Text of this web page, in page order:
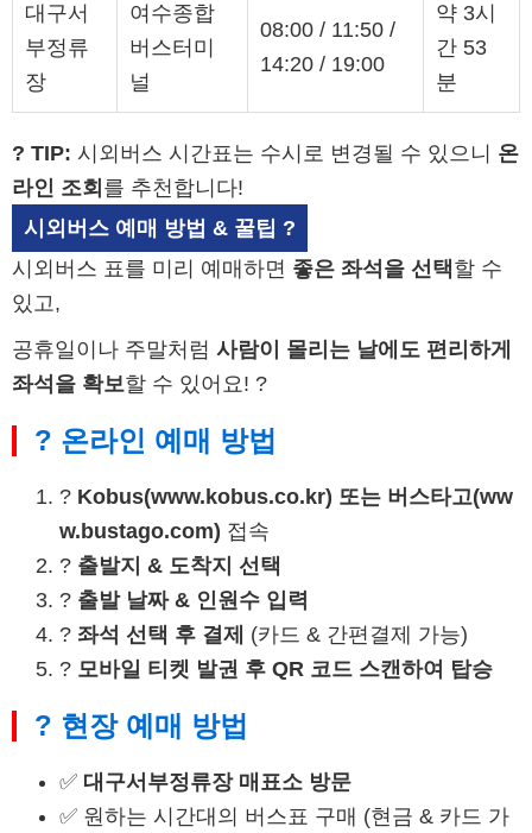
대구서
부정류
장
여수종합
버스터미
널
08:00 / 11:50 /
14:20 / 19:00
약 3시
간 53
분
? TIP: 시외버스 시간표는 수시로 변경될 수 있으니 온
라인 조회 를 추천합니다!
시외버스 예매 방법 & 꿀팁 ?️
시외버스 표를 미리 예매하면 좋은 좌석을 선택할 수
있고,
공휴일이나 주말처럼 사람이 몰리는 날에도 편리하게
좌석을 확보할 수 있어요! ?
? 온라인 예매 방법
? Kobus(www.kobus.co.kr) 또는 버스타고(ww
w.bustago.com) 접속
? 출발지 & 도착지 선택
? 출발 날짜 & 인원수 입력
? 좌석 선택 후 결제
(카드 & 간편결제 가능)
? 모바일 티켓 발권 후 QR 코드 스캔하여 탑승
? 현장 예매 방법
✅ 대구서부정류장 매표소 방문
✅ 원하는 시간대의 버스표 구매 (현금 & 카드 가